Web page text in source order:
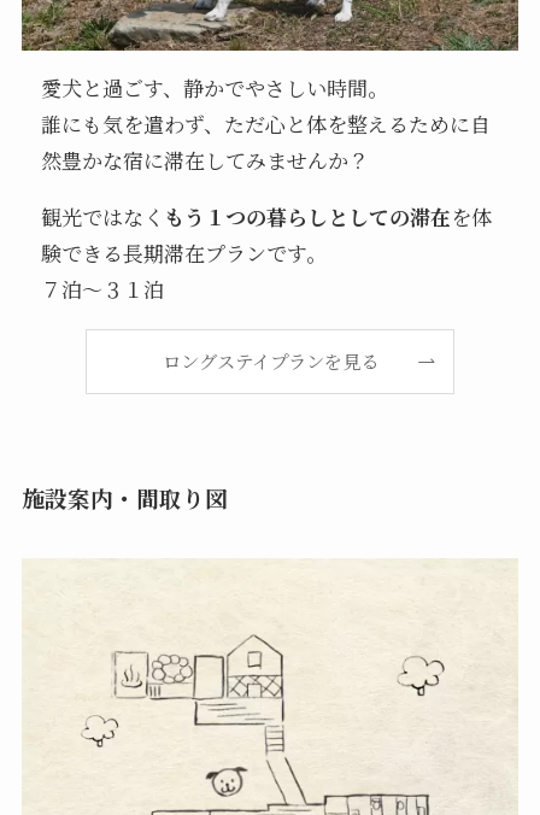
愛犬と過ごす、静かでやさしい時間。
誰にも気を遣わず、ただ心と体を整えるために自
然豊かな宿に滞在してみませんか？
観光ではなく もう１つの暮らしとしての滞在を体
験できる長期滞在プランです。
７泊～３１泊
ロングステイプランを見る
施設案内・間取り図